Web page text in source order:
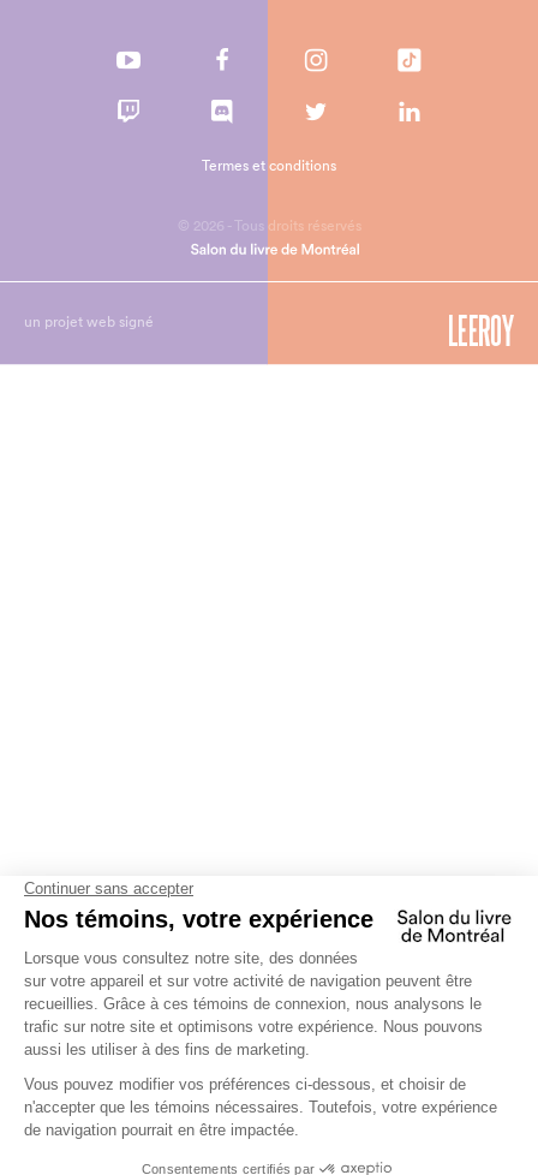
© 2026 - Tous droits réservés
Termes et conditions
un projet web signé